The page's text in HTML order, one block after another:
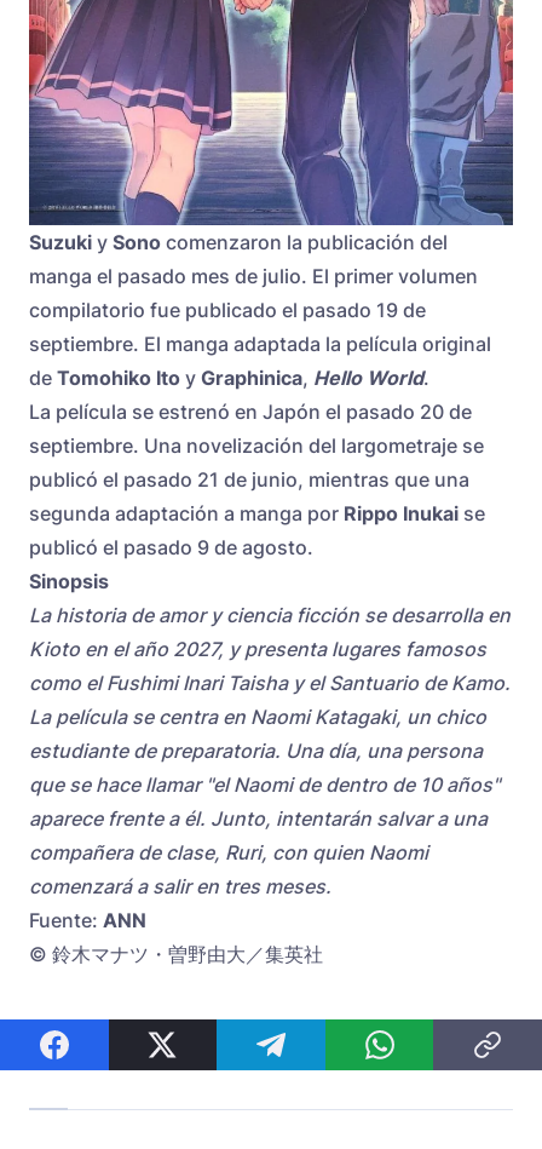
Suzuki y Sono comenzaron la publicación del
manga el pasado mes de julio. El primer volumen
compilatorio fue publicado el pasado 19 de
septiembre. El manga adaptada la película original
de Tomohiko Ito y Graphinica, Hello World.
La película se estrenó en Japón el pasado 20 de
septiembre. Una novelización del largometraje se
publicó el pasado 21 de junio, mientras que una
segunda adaptación a manga por Rippo Inukai se
publicó el pasado 9 de agosto.
Sinopsis
La historia de amor y ciencia ficción se desarrolla en
Kioto en el año 2027, y presenta lugares famosos
como el Fushimi Inari Taisha y el Santuario de Kamo.
La película se centra en Naomi Katagaki, un chico
estudiante de preparatoria. Una día, una persona
que se hace llamar "el Naomi de dentro de 10 años"
aparece frente a él. Junto, intentarán salvar a una
compañera de clase, Ruri, con quien Naomi
comenzará a salir en tres meses.
Fuente: ANN
© 鈴木マナツ・曽野由大／集英社